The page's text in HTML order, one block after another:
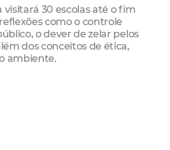
visitará 30 escolas até o fim
como o controle
o dever de zelar pelos
dos conceitos de ética,
ambiente.